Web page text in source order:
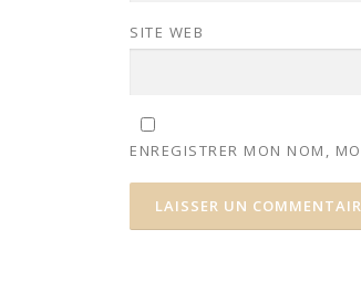
SITE WEB
ENREGISTRER MON NOM,